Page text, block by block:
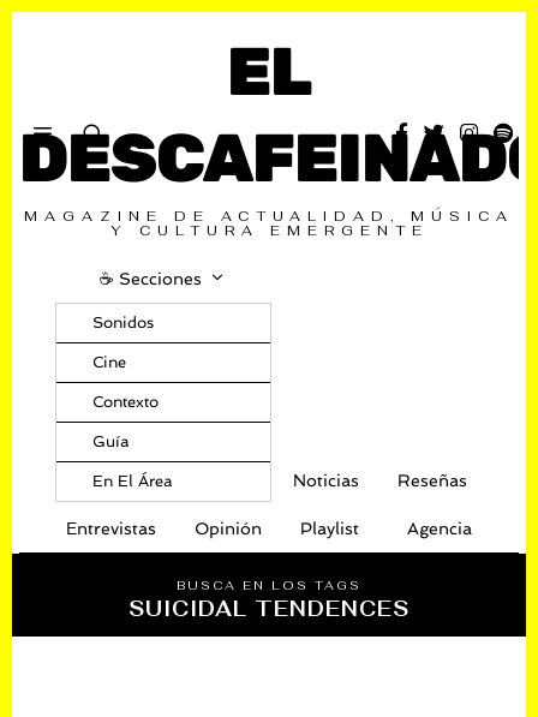
EL
MAGAZINE DE ACTUALIDAD, MÚSICA
Y CULTURA EMERGENTE
☕️ Secciones
Sonidos
Cine
Contexto
Guía
En El Área Noticias Reseñas
Entrevistas Opinión Playlist Agencia
BUSCA EN LOS TAGS
SUICIDAL TENDENCES